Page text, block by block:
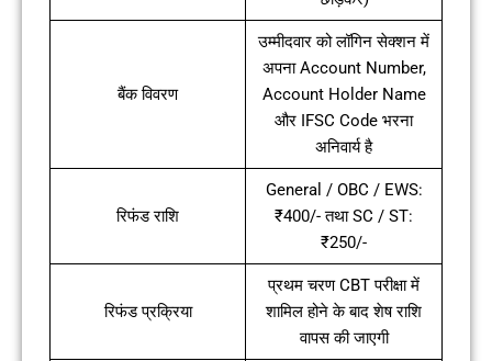
बैंक विवरण
उम्मीदवार को लॉगिन सेक्शन में
अपना Account Number,
Account Holder Name
और IFSC Code भरना
अनिवार्य है
रिफंड राशि
General / OBC / EWS:
₹400/- तथा SC / ST:
₹250/-
रिफंड प्रक्रिया
प्रथम चरण CBT परीक्षा में
शामिल होने के बाद शेष राशि
वापस की जाएगी